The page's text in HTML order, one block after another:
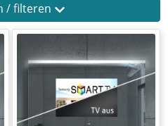
/ filteren